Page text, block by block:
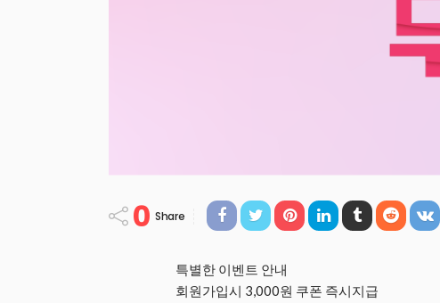
0 Share
특별한 이벤트 안내
회원가입시 3,000원 쿠폰 즉시지급